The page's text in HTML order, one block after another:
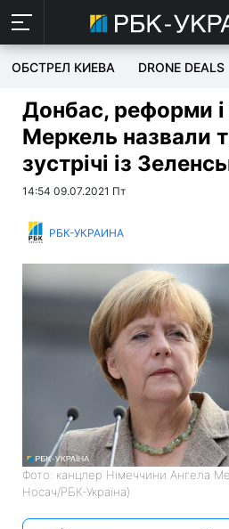
ОБСТРЕЛ КИЕВА DRONE DEALS
Донбас, реформи і
Меркель назвали
зустрічі із
14:54 09.07.2021 Пт
РБК-УКРАИНА
Фото: канцлер Німеччини Ангела
Носач/РБК-Україна)